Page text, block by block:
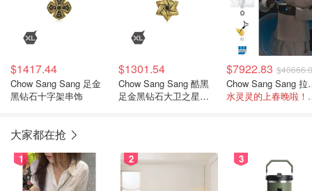
$1417.44
Chow Sang Sang 足金
黑钻石十字架串饰
$1301.54
Chow Sang Sang 酷黑
足金黑钻石大卫之星串
$7922.83
Chow
水灵灵
大家都在抢
1 2 3